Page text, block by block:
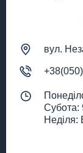
вул.
Субота:
Неділя: